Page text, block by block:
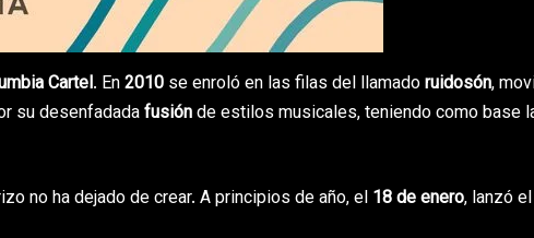
Cartel. En2010 se enroló en las filas del llamadoruidosón,
su desenfadadafusiónde estilos musicales, teniendo como base
no ha dejado de crear. A principios de año, el 18 de enero, lanzó el